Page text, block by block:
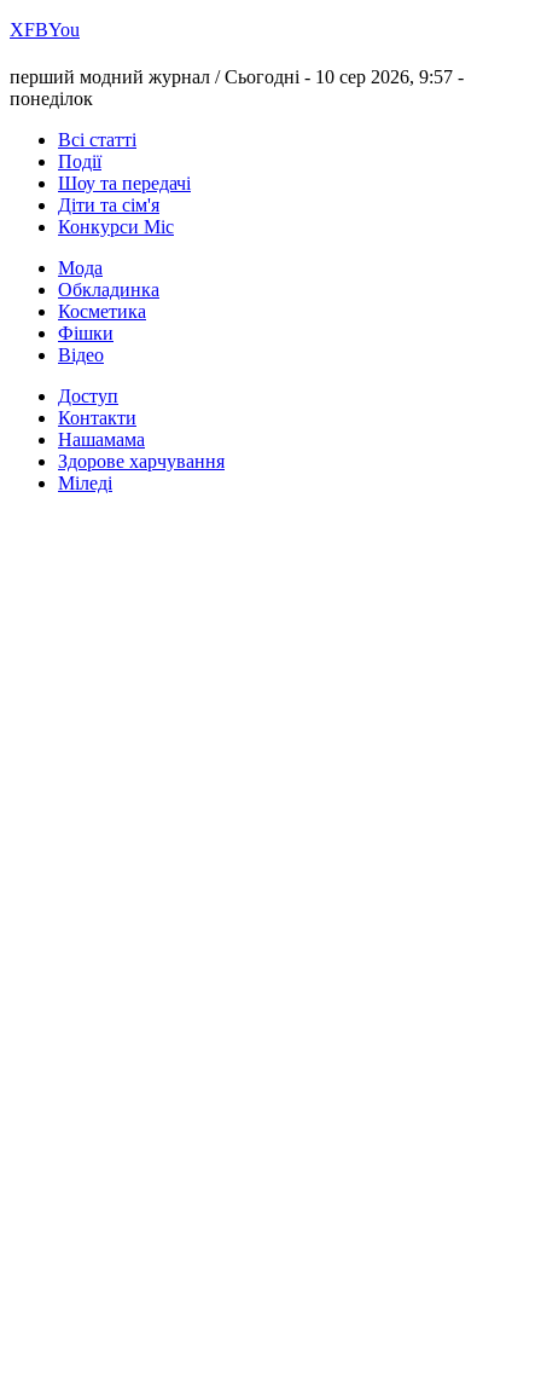
ХFBYou
перший модний журнал /Сьогодні - 10 сер 2026, 9:57 -
понеділок
Всі статті
Події
Шоу та передачі
Діти та сім'я
Конкурси Міс
Мода
Обкладинка
Косметика
Фішки
Відео
Доступ
Контакти
Нашамама
Здорове харчування
Міледі